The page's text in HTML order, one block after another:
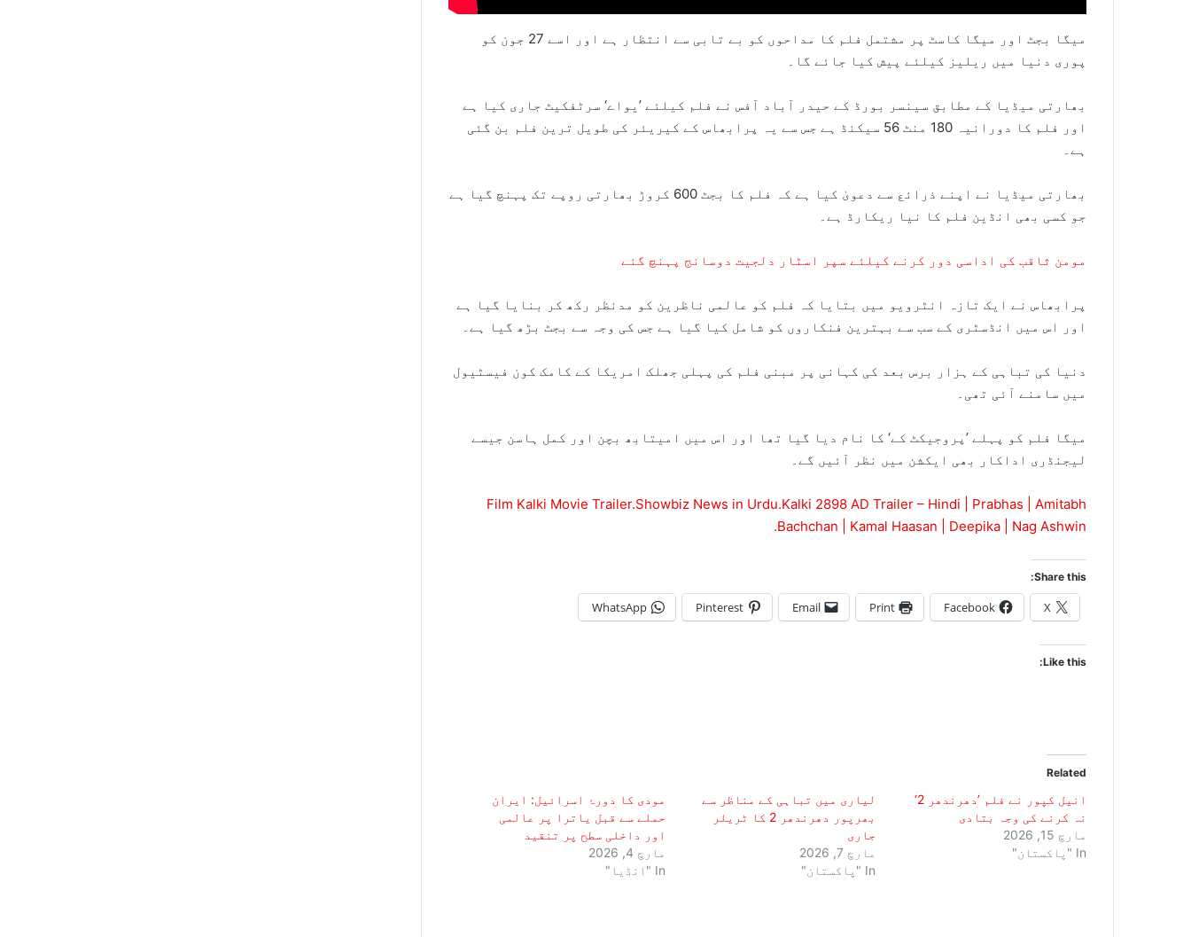
میگا بجٹ اور میگا کاسٹ پر مشتمل فلم کا مداحوں کو بے تابی سے انتظار ہے اور اسے 27 جون کو
پوری دنیا میں ریلیز کیلئے پیش کیا جائے گا۔
بھارتی میڈیا کے مطابق سینسر بورڈ کے حیدر آباد آفس نے فلم کیلئے ’یواے‘ سرٹفکیٹ جاری کیا ہے
اور فلم کا دورانیہ 180 منٹ 56 سیکنڈ ہے جس سے یہ پرابھاس کے کیریئر کی طویل ترین فلم بن گئی
ہے۔
بھارتی میڈیا نے اپنے ذرائع سے دعویٰ کیا ہے کہ فلم کا بجٹ 600 کروڑ بھارتی روپے تک پہنچ گیا ہے
جو کسی بھی انڈین فلم کا نیا ریکارڈ ہے۔
مومن ثاقب کی اداسی دور کرنے کیلئے سپر اسٹار دلجیت دوسانج پہنچ گئے
پرابھاس نے ایک تازہ انٹرویو میں بتایا کہ فلم کو عالمی ناظرین کو مدنظر رکھ کر بنایا گیا ہے
اور اس میں انڈسٹری کے سب سے بہترین فنکاروں کو شامل کیا گیا ہے جس کی وجہ سے بجٹ بڑھ گیا ہے۔
دنیا کی تباہی کے ہزار برس بعد کی کہانی پر مبنی فلم کی پہلی جھلک امریکا کے کامک کون فیسٹیول
میں سامنے آئی تھی۔
میگا فلم کو پہلے ’پروجیکٹ کے‘ کا نام دیا گیا تھا اور اس میں امیتابھ بچن اور کمل ہاسن جیسے
لیجنڈری اداکار بھی ایکشن میں نظر آئیں گے۔
Film Kalki Movie Trailer.Showbiz News in Urdu.Kalki 2898 AD Trailer – Hindi | Prabhas | Amitabh
Bachchan | Kamal Haasan | Deepika | Nag Ashwin.
Share this:
X
Facebook
Print
Email
Pinterest
WhatsApp
Like this:
Related
انیل کپور نے فلم ’دھرندھر 2‘
نہ کرنے کی وجہ بتادی
مارچ 15, 2026
In "پاکستان"
لیاری میں تباہی کے مناظر سے
بھرپور دھرندھر 2 کا ٹریلر
جاری
مارچ 7, 2026
In "پاکستان"
مودی کا دورۂ اسرائیل: ایران
حملے سے قبل یاترا پر عالمی
اور داخلی سطح پر تنقید
مارچ 4, 2026
In "انڈیا"